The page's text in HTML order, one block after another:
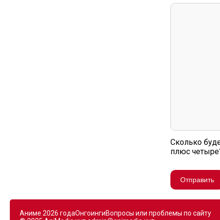
Сколько
плюс
Отправить
Аниме 2026 годаОнгоингиВопросы или проблемы по сайту